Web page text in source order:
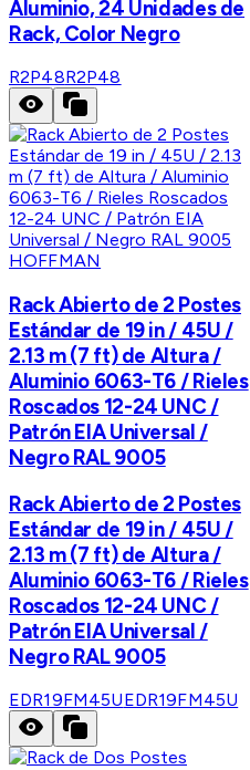
Aluminio, 24 Unidades de
Rack, Color Negro
R2P48R2P48
HOFFMAN
Rack Abierto de 2 Postes
Estándar de 19 in / 45U /
2.13 m (7 ft) de Altura /
Aluminio 6063-T6 / Rieles
Roscados 12-24 UNC /
Patrón EIA Universal /
Negro RAL 9005
Rack Abierto de 2 Postes
Estándar de 19 in / 45U /
2.13 m (7 ft) de Altura /
Aluminio 6063-T6 / Rieles
Roscados 12-24 UNC /
Patrón EIA Universal /
Negro RAL 9005
EDR19FM45UEDR19FM45U